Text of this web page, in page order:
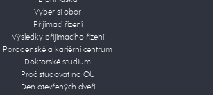
Vyber si obor
Přijímací řízení
Výsledky přijímacího řízení
Poradenské a kariérní centrum
Doktorské studium
Proč studovat na OU
Den otevřených dveří